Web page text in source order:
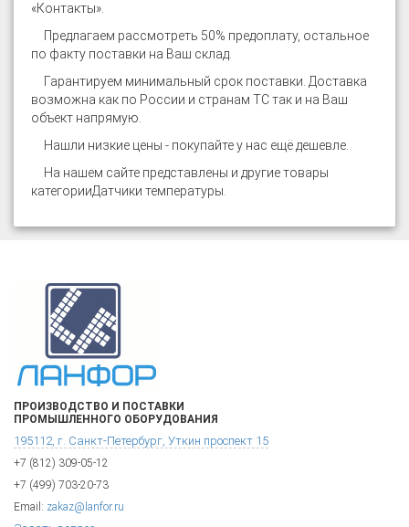
«Контакты».
Предлагаем рассмотреть 50% предоплату, остальное
по факту поставки на Ваш склад.
Гарантируем минимальный срок поставки. Доставка
возможна как по России и странам ТС так и на Ваш
объект напрямую.
Нашли низкие цены - покупайте у нас ещё дешевле.
На нашем сайте представлены и другие товары
категорииДатчики температуры
ПРОИЗВОДСТВО И ПОСТАВКИ
ПРОМЫШЛЕННОГО ОБОРУДОВАНИЯ
195112, г. Санкт-Петербург, Уткин проспект 15
+7 (812) 309-05-12
+7 (499) 703-20-73
Email: zakaz@lanfor.ru